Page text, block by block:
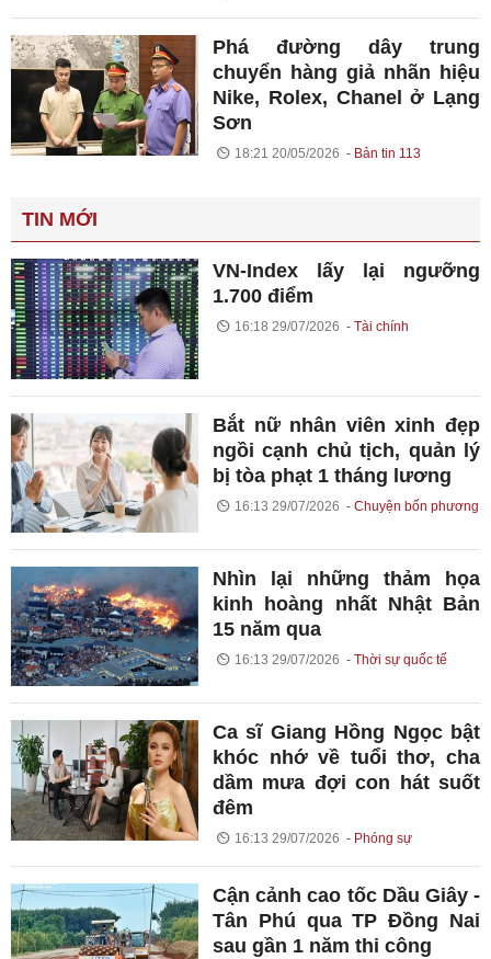
Phá đường dây trung
chuyển hàng giả nhãn hiệu
Nike, Rolex, Chanel ở Lạng
Sơn
18:21 20/05/2026 Bản tin 113
TIN MỚI
VN-Index lấy lại ngưỡng
1.700 điểm
16:18 29/07/2026 Tài chính
Bắt nữ nhân viên xinh đẹp
ngồi cạnh chủ tịch, quản lý
bị tòa phạt 1 tháng lương
16:13 29/07/2026 Chuyện bốn phương
Nhìn lại những thảm họa
kinh hoàng nhất Nhật Bản
15 năm qua
16:13 29/07/2026 Thời sự quốc tế
Ca sĩ Giang Hồng Ngọc bật
khóc nhớ về tuổi thơ, cha
dầm mưa đợi con hát suốt
đêm
16:13 29/07/2026 Phóng sự
Cận cảnh cao tốc Dầu Giây -
Tân Phú qua TP Đồng Nai
sau gần 1 năm thi công